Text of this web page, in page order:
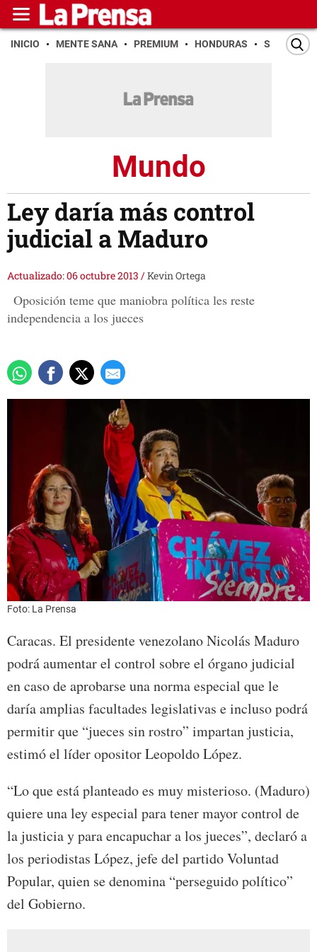
INICIO MENTE SANA PREMIUM HONDURAS SAN PEDRO
Mundo
Ley daría más control
judicial a Maduro
Actualizado: 06 octubre 2013 /Kevin Ortega
Oposición teme que maniobra política les reste
independencia a los jueces
Foto: La Prensa
Caracas. El presidente venezolano Nicolás Maduro
podrá aumentar el control sobre el órgano judicial
en caso de aprobarse una norma especial que le
daría amplias facultades legislativas e incluso podrá
permitir que “jueces sin rostro” impartan justicia,
estimó el líder opositor Leopoldo López.
“Lo que está planteado es muy misterioso. (Maduro)
quiere una ley especial para tener mayor control de
la justicia y para encapuchar a los jueces”, declaró a
los periodistas López, jefe del partido Voluntad
Popular, quien se denomina “perseguido político”
del Gobierno.